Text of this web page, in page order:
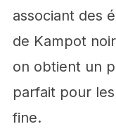
associant des
de Kampot
on obtient un
parfait pour
fine.